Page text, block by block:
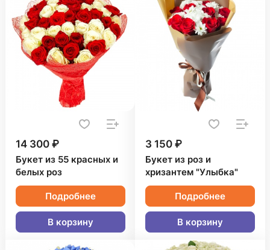
14 300 ₽
Букет из 55 красных и
белых роз
Подробнее
В корзину
3 150 ₽
Букет из роз и
хризантем "Улыбка"
Подробнее
В корзину